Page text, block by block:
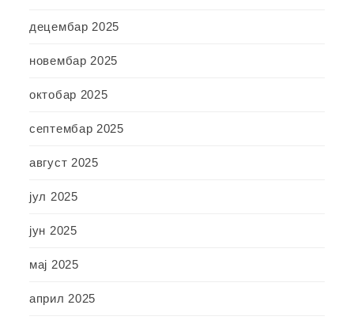
децембар 2025
новембар 2025
октобар 2025
септембар 2025
август 2025
јул 2025
јун 2025
мај 2025
април 2025